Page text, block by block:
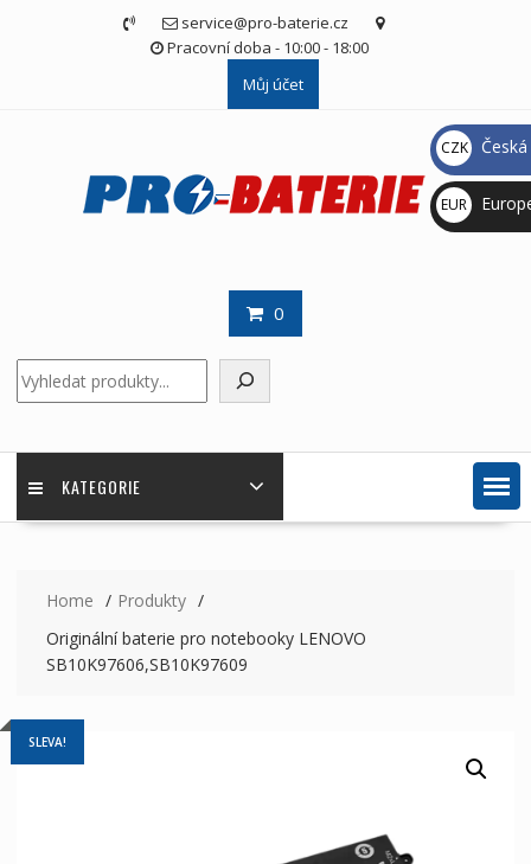
service@pro-baterie.cz
Pracovní doba - 10:00 - 18:00
Můj účet
0
KATEGORIE
Home
Produkty
Originální baterie pro notebooky LENOVO
SB10K97606,SB10K97609
SLEVA!
CZK
Kč
EUR
€